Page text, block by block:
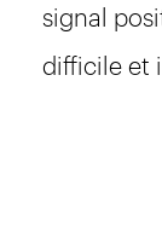
signal
difficile et